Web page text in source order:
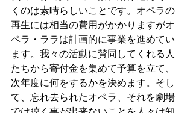
くのは素晴らしいことです。オペラの
再生には相当の費用がかかりますがオ
ペラ・ララは計画的に事業を進めてい
ます。我々の活動に賛同してくれる人
たちから寄付金を集めて予算を立て、
次年度に何をするかを決めます。そし
て、忘れ去られたオペラ、それを劇場